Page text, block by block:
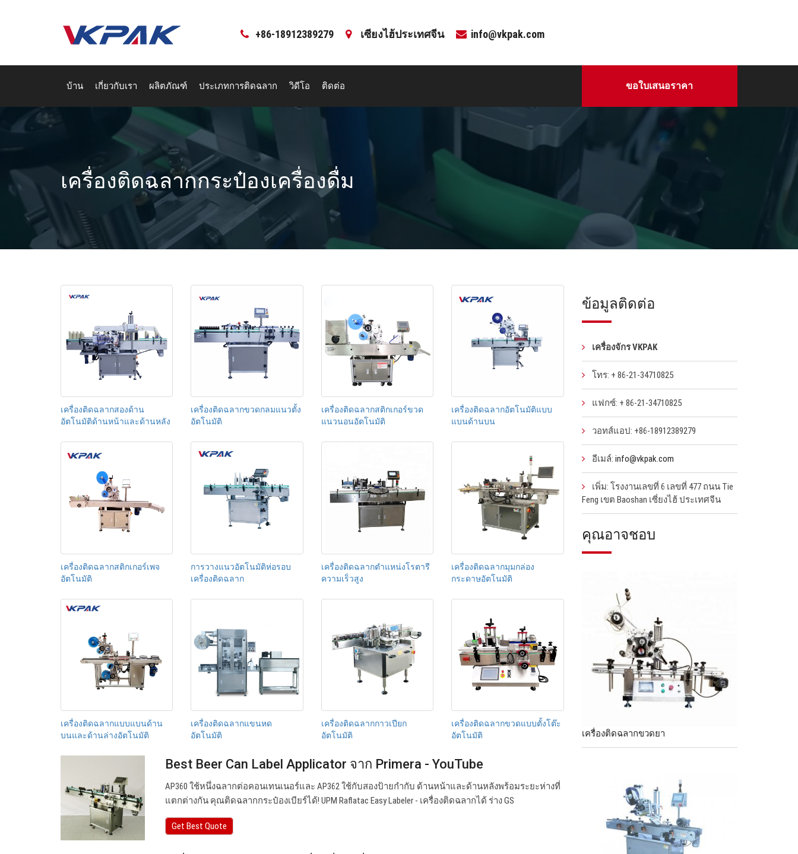
+86-18912389279 เซียงไฮ้ประเทศจีน info@vkpak.com
บ้าน เกี่ยวกับเรา ผลิตภัณฑ์ ประเภทการติดฉลาก วิดีโอ ติดต่อ ขอใบเสนอราคา
เครื่องติดฉลากกระป๋องเครื่องดื่ม
เครื่องติดฉลากสองด้าน
อัตโนมัติด้านหน้าและด้านหลัง
เครื่องติดฉลากขวดกลมแนวตั้ง
อัตโนมัติ
เครื่องติดฉลากสติกเกอร์ขวด
แนวนอนอัตโนมัติ
เครื่องติดฉลากอัตโนมัติแบบ
แบนด้านบน
เครื่องติดฉลากสติกเกอร์เพจ
อัตโนมัติ
การวางแนวอัตโนมัติห่อรอบ
เครื่องติดฉลาก
เครื่องติดฉลากตำแหน่งโรตารี
ความเร็วสูง
เครื่องติดฉลากมุมกล่อง
กระดาษอัตโนมัติ
เครื่องติดฉลากแบบแบนด้าน
บนและด้านล่างอัตโนมัติ
เครื่องติดฉลากแขนหด
อัตโนมัติ
เครื่องติดฉลากกาวเปียก
อัตโนมัติ
เครื่องติดฉลากขวดแบบตั้งโต๊ะ
อัตโนมัติ
Best Beer Can Label Applicator จาก Primera - YouTube
AP360 ใช้หนึ่งฉลากต่อคอนเทนเนอร์และ AP362 ใช้กับสองป้ายกำกับ ด้านหน้าและด้านหลังพร้อมระยะห่างที่
แตกต่างกัน คุณติดฉลากกระป๋องเบียร์ได้! UPM Raflatac Easy Labeler - เครื่องติดฉลากได้ ร่าง GS
Get Best Quote
ข้อมูลติดต่อ
เครื่องจักร VKPAK
โทร: + 86-21-34710825
แฟกซ์: + 86-21-34710825
วอทส์แอป: +86-18912389279
อีเมล์: info@vkpak.com
เพิ่ม: โรงงานเลขที่ 6 เลขที่ 477 ถนน Tie
Feng เขต Baoshan เซี่ยงไฮ้ ประเทศจีน
คุณอาจชอบ
เครื่องติดฉลากขวดยา